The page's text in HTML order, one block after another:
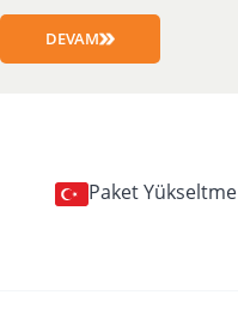
DEVAM
Paket Yükseltme